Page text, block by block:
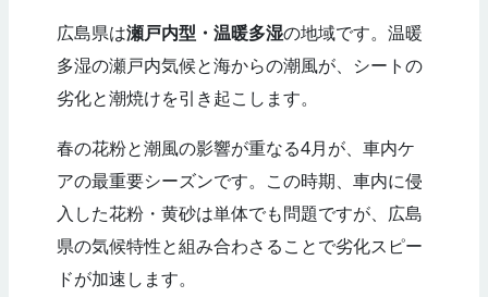
広島県は瀬戸内型・温暖多湿の地域です。温暖
多湿の瀬戸内気候と海からの潮風が、シートの
劣化と潮焼けを引き起こします。
春の花粉と潮風の影響が重なる4月が、車内ケ
アの最重要シーズンです。この時期、車内に侵
入した花粉・黄砂は単体でも問題ですが、広島
県の気候特性と組み合わさることで劣化スピー
ドが加速します。